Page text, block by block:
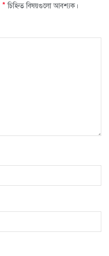
* চিহ্নিত বিষয়গুলো আবশ্যক।